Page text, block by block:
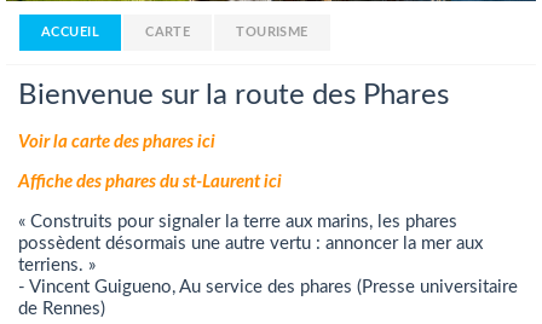
ACCUEIL CARTE TOURISME
Bienvenue sur la route des Phares
Voir la carte des phares ici
Affiche des phares du st-Laurent ici
« Construits pour signaler la terre aux marins, les phares
possèdent désormais une autre vertu : annoncer la mer aux
terriens. »
- Vincent Guigueno, Au service des phares (Presse universitaire
de Rennes)